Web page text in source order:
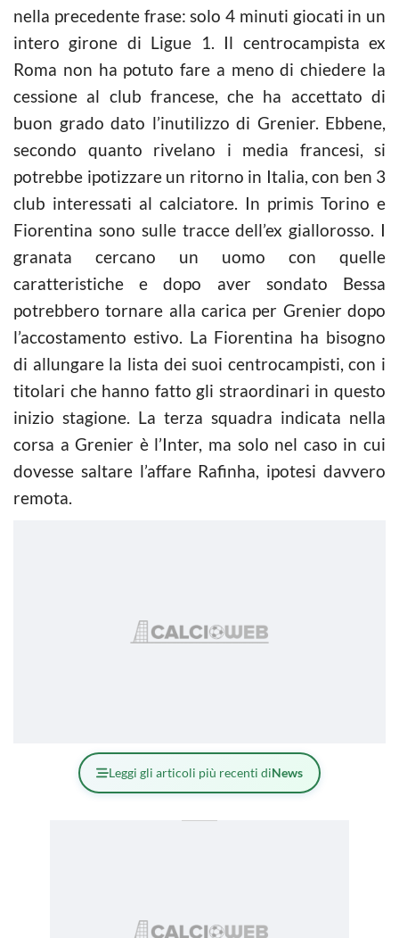
nella precedente frase: solo 4 minuti giocati in un
intero girone di Ligue 1. Il centrocampista ex
Roma non ha potuto fare a meno di chiedere la
cessione al club francese, che ha accettato di
buon grado dato l’inutilizzo di Grenier. Ebbene,
secondo quanto rivelano i media francesi, si
potrebbe ipotizzare un ritorno in Italia, con ben 3
club interessati al calciatore. In primis Torino e
Fiorentina sono sulle tracce dell’ex giallorosso. I
granata cercano un uomo con quelle
caratteristiche e dopo aver sondato Bessa
potrebbero tornare alla carica per Grenier dopo
l’accostamento estivo. La Fiorentina ha bisogno
di allungare la lista dei suoi centrocampisti, con i
titolari che hanno fatto gli straordinari in questo
inizio stagione. La terza squadra indicata nella
corsa a Grenier è l’Inter, ma solo nel caso in cui
dovesse saltare l’affare Rafinha, ipotesi davvero
remota.
Leggi gli articoli più recenti diNews